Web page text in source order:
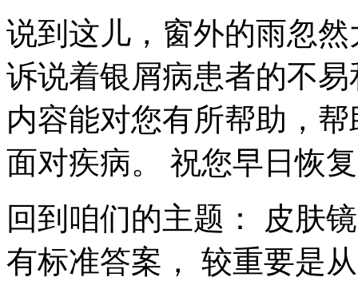
说到这儿，窗外的雨忽
诉说着银屑病患者的不
内容能对您有所帮助，
面对疾病。 祝您早日恢
回到咱们的主题： 皮肤
有标准答案， 较重要是